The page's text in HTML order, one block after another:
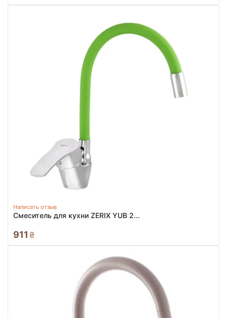
Написать отзыв
Смеситель для кухни ZERIX YUB 2...
911 ₴